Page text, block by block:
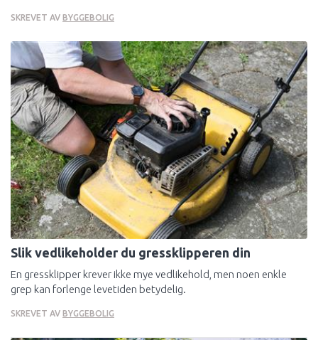
SKREVET AV BYGGEBOLIG
Slik vedlikeholder du gressklipperen din
En gressklipper krever ikke mye vedlikehold, men noen enkle
grep kan forlenge levetiden betydelig.
SKREVET AV BYGGEBOLIG